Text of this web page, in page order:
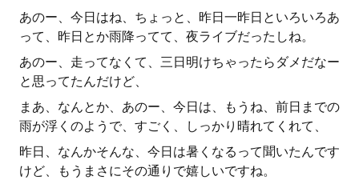
あのー、今日はね、ちょっと、昨日一昨日といろいろあ
って、昨日とか雨降ってて、夜ライブだったしね。
あのー、走ってなくて、三日明けちゃったらダメだなー
と思ってたんだけど、
まあ、なんとか、あのー、今日は、もうね、前日までの
雨が浮くのようで、すごく、しっかり晴れてくれて、
昨日、なんかそんな、今日は暑くなるって聞いたんです
けど、もうまさにその通りで嬉しいですね。